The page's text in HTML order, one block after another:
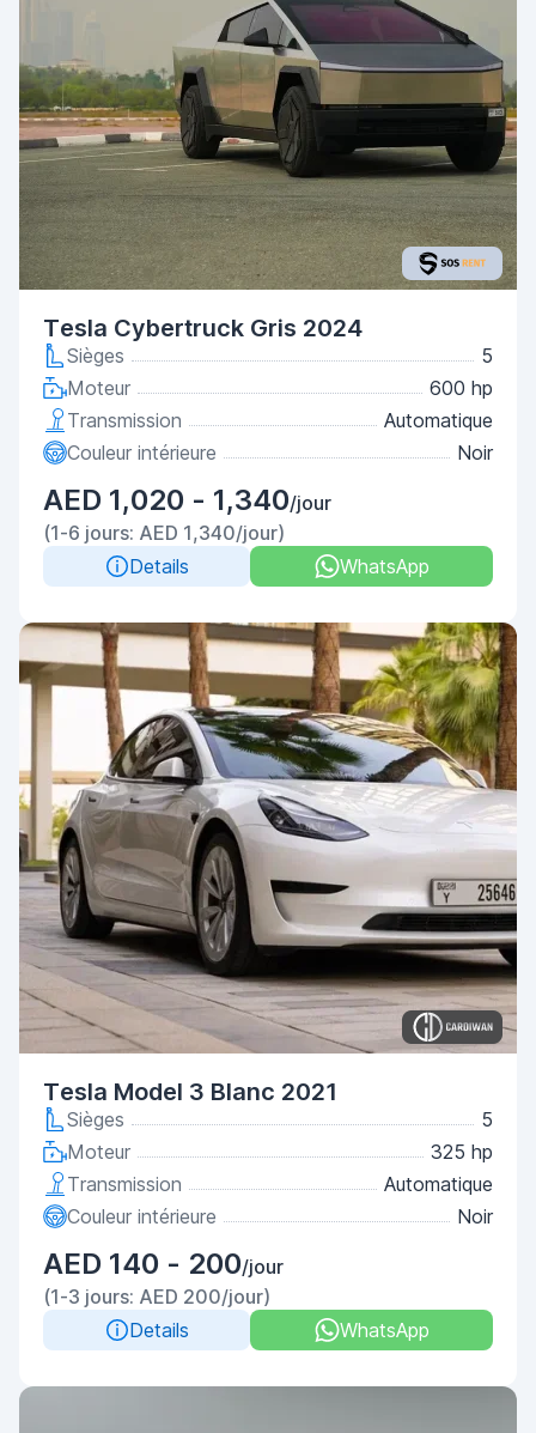
Tesla Cybertruck Gris 2024
Sièges
5
Moteur
600 hp
Transmission
Automatique
Couleur intérieure
Noir
AED 1,020 - 1,340/jour
(1-6 jours: AED 1,340/jour)
Details
WhatsApp
Tesla Model 3 Blanc 2021
Sièges
5
Moteur
325 hp
Transmission
Automatique
Couleur intérieure
Noir
AED 140 - 200/jour
(1-3 jours: AED 200/jour)
Details
WhatsApp